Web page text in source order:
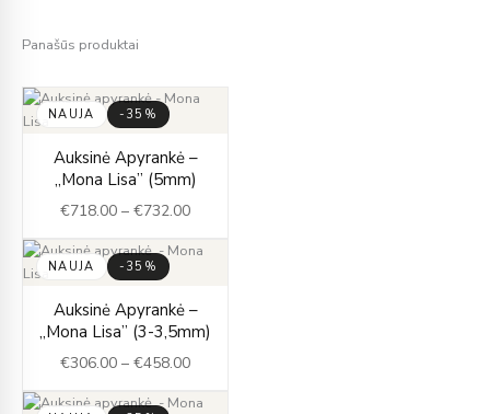
Panašūs produktai
NAUJA -35%
Auksinė Apyrankė –
„Mona Lisa” (5mm)
€718.00 – €732.00
range:
€718.00
through
NAUJA -35%
Auksinė Apyrankė –
„Mona Lisa” (3-3,5mm)
€306.00 – €458.00
range:
€306.00
through